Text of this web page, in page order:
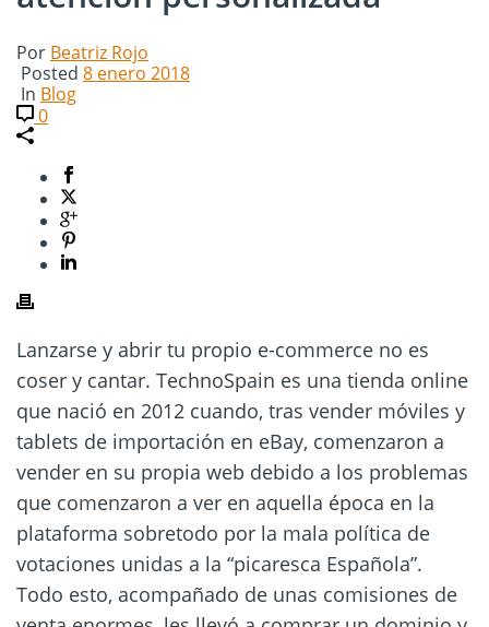
Por Beatriz Rojo
Posted 8 enero 2018
In Blog
0
Lanzarse y abrir tu propio e-commerce no es
coser y cantar. TechnoSpain es una tienda online
que nació en 2012 cuando, tras vender móviles y
tablets de importación en eBay, comenzaron a
vender en su propia web debido a los problemas
que comenzaron a ver en aquella época en la
plataforma sobretodo por la mala política de
votaciones unidas a la “picaresca Española”.
Todo esto, acompañado de unas comisiones de